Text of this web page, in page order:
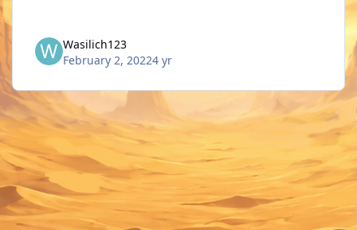
Wasilich123
February 2, 20224 yr